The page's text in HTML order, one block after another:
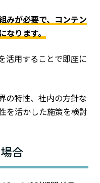
みが必要で、コンテン
ります。
活用することで即座に
の特性、社内の方針な
を活かした施策を検討
合